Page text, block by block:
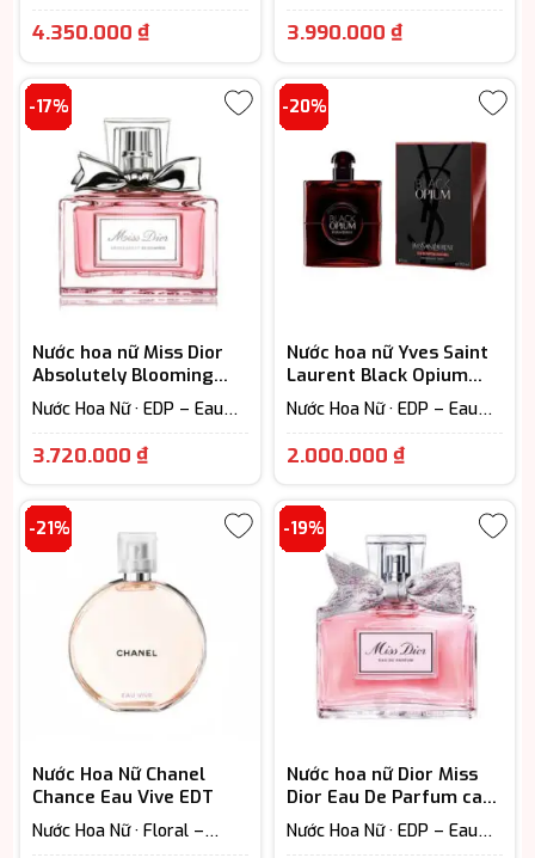
12h) · Floral – Hương hoa
4.350.000₫Giá
là:
4.350.000 ₫.
6h) · Floral – Hương hoa cỏ
3.990.000 ₫Giá
3.990.000
-17%
Nước hoa nữ Miss Dior
Absolutely Blooming
EDP chính hãng
Nước Hoa Nữ · EDP – Eau
7-12h) · Floral – Hương hoa
3.720.000₫Giá
là:
3.720.000 ₫.
-20%
Nước hoa nữ Yves Saint
Laurent Black Opium
Over Red EDP cao cấp
Nước Hoa Nữ · EDP – Eau
7-12h) · Fruity - Hương trái
2.000.000 ₫Khoảng
2.000.000
đến
3.500.000
-21%
Nước Hoa Nữ Chanel
Chance Eau Vive EDT
Nước Hoa Nữ · Floral –
-19%
Nước hoa nữ Dior Miss
Dior Eau De Parfum cao
cấp
Nước Hoa Nữ · EDP – Eau